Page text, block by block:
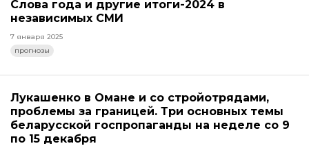
Слова года и другие итоги-2024 в
независимых СМИ
7 января 2025
прогнозы
Лукашенко в Омане и со стройотрядами,
проблемы за границей. Три основных темы
беларусской госпропаганды на неделе со 9
по 15 декабря